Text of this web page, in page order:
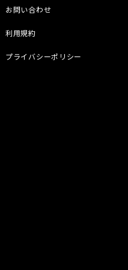
お問い合わせ
利用規約
プライバシーポリシー